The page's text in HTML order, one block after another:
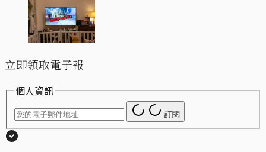
立即領取電子報
個人資訊
訂閱